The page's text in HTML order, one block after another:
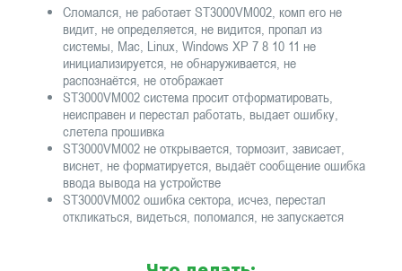
Сломался, не работает ST3000VM002, комп его не
видит, не определяется, не видится, пропал из
системы, Mac, Linux, Windows XP 7 8 10 11 не
инициализируется, не обнаруживается, не
распознаётся, не отображает
ST3000VM002 система просит отформатировать,
неисправен и перестал работать, выдает ошибку,
слетела прошивка
ST3000VM002 не открывается, тормозит, зависает,
виснет, не форматируется, выдаёт сообщение ошибка
ввода вывода на устройстве
ST3000VM002 ошибка сектора, исчез, перестал
откликаться, видеться, поломался, не запускается